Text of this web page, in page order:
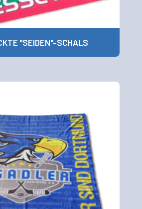
"SEIDEN"-SCHALS